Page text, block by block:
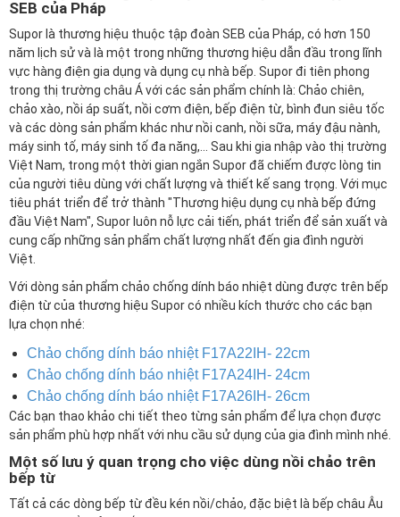
SEB của Pháp
Supor là thương hiệu thuộc tập đoàn SEB của Pháp, có hơn 150
năm lịch sử và là một trong những thương hiệu dẫn đầu trong lĩnh
vực hàng điện gia dụng và dụng cụ nhà bếp. Supor đi tiên phong
trong thị trường châu Á với các sản phẩm chính là: Chảo chiên,
chảo xào, nồi áp suất, nồi cơm điện, bếp điện từ, bình đun siêu tốc
và các dòng sản phẩm khác như nồi canh, nồi sữa, máy đậu nành,
máy sinh tố, máy sinh tố đa năng,... Sau khi gia nhập vào thị trường
Việt Nam, trong một thời gian ngắn Supor đã chiếm được lòng tin
của người tiêu dùng với chất lượng và thiết kế sang trọng. Với mục
tiêu phát triển để trở thành "Thương hiệu dụng cụ nhà bếp đứng
đầu Việt Nam", Supor luôn nỗ lực cải tiến, phát triển để sản xuất và
cung cấp những sản phẩm chất lượng nhất đến gia đình người
Việt.
Với dòng sản phẩm chảo chống dính báo nhiệt dùng được trên bếp
điện từ của thương hiệu Supor có nhiều kích thước cho các bạn
lựa chọn nhé:
Chảo chống dính báo nhiệt F17A22IH- 22cm
Chảo chống dính báo nhiệt F17A24IH- 24cm
Chảo chống dính báo nhiệt F17A26IH- 26cm
Các bạn thao khảo chi tiết theo từng sản phẩm để lựa chọn được
sản phẩm phù hợp nhất với nhu cầu sử dụng của gia đình mình nhé.
Một số lưu ý quan trọng cho việc dùng nồi chảo trên
bếp từ
Tất cả các dòng bếp từ đều kén nồi/chảo, đặc biệt là bếp châu Âu